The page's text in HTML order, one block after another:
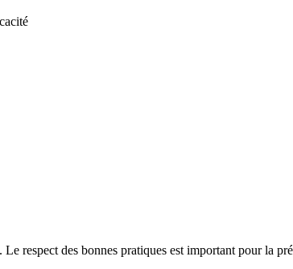
respect des bonnes pratiques est important pour la